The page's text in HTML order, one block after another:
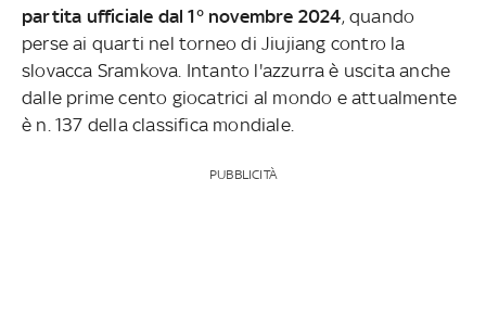
partita ufficiale dal 1° novembre 2024, quando
perse ai quarti nel torneo di Jiujiang contro la
slovacca Sramkova. Intanto l'azzurra è uscita anche
dalle prime cento giocatrici al mondo e attualmente
è n. 137 della classifica mondiale.
PUBBLICITÀ